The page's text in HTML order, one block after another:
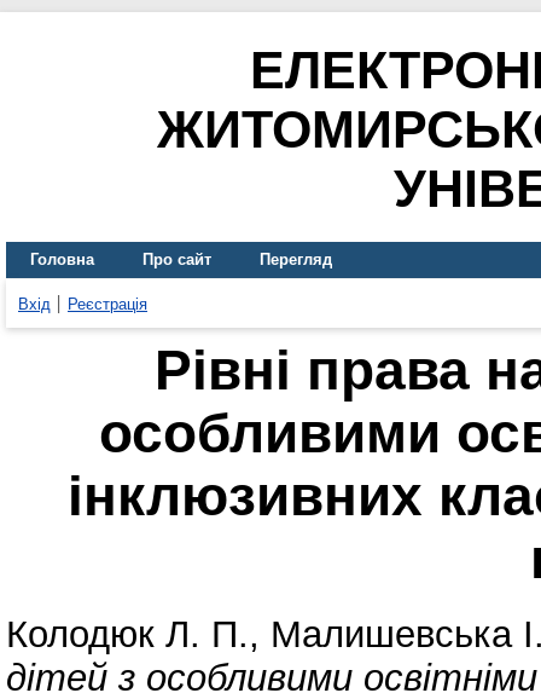
Головна Про сайт Перегляд
Вхід Реєстрація
Рівні права
особливими
інклюзивних
Колодюк Л. П., Малишевська
дітей з особливими